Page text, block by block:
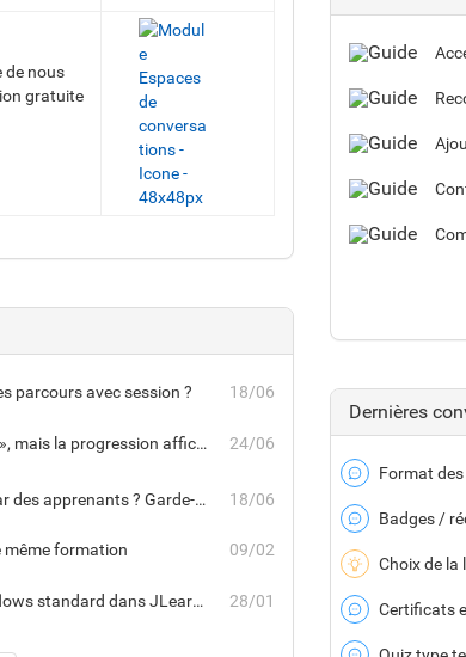
de nous
gratuite
parcours avec session ? 18/06
Mon Savoir vidéo est marqué comme « Terminé », mais la progression affichée est inférieure à 100 %. Est-ce normal ? 24/06
Peut-on faire évoluer un parcours déjà utilisé par des apprenants ? Garde-t-on l’historique des participations ? 18/06
même formation 09/02
Puis-je modifier les groupes, rôles ou workflows standard dans JLearn ? 28/01
Dernières
Forum
Format
Forum
Badges /
Idee
Choix de la
Forum
Certificats